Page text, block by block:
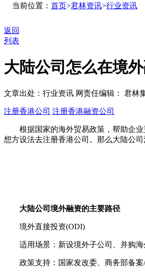
当前位置： 首页>君林资讯>行业资讯
返回
列表
大陆公司怎么在境
文章出处：行业资讯 网责任编辑： 君林
注册香港公司 注册香港融资公司
根据国家的海外贸易政策，帮助企业
想方设法去注册香港公司。那么大陆公司
大陆公司境外融资的主要路径
境外直接投资(ODI)
适用场景：新设境外子公司、并购海
政策支持：国家发改委、商务部备案/